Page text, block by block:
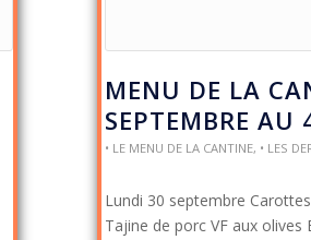
MENU DE LA
SEPTEMBRE AU
• LE MENU DE LA CANTINE, • LES
Lundi 30 septembre
Tajine de porc VF aux olives